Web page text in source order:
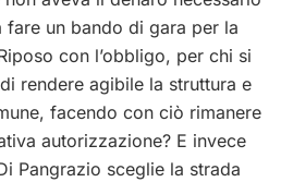
un bando di gara per la
con l’obbligo, per chi si
rendere agibile la struttura e
facendo con ciò rimanere
autorizzazione? E invece
Pangrazio sceglie la strada